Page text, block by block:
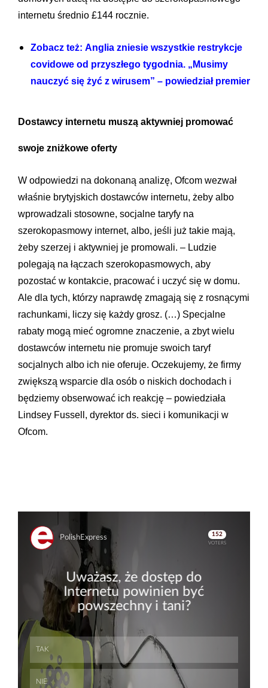
internetu średnio £144 rocznie.
Zobacz też: Anglia zniesie wszystkie restrykcje
covidowe od przyszłego tygodnia. „Musimy
nauczyć się żyć z wirusem” – powiedział premier
Dostawcy internetu muszą aktywniej promować
swoje zniżkowe oferty
W odpowiedzi na dokonaną analizę, Ofcom wezwał
właśnie brytyjskich dostawców internetu, żeby albo
wprowadzali stosowne, socjalne taryfy na
szerokopasmowy internet, albo, jeśli już takie mają,
żeby szerzej i aktywniej je promowali. – Ludzie
polegają na łączach szerokopasmowych, aby
pozostać w kontakcie, pracować i uczyć się w domu.
Ale dla tych, którzy naprawdę zmagają się z rosnącymi
rachunkami, liczy się każdy grosz. (…) Specjalne
rabaty mogą mieć ogromne znaczenie, a zbyt wielu
dostawców internetu nie promuje swoich taryf
socjalnych albo ich nie oferuje. Oczekujemy, że firmy
zwiększą wsparcie dla osób o niskich dochodach i
będziemy obserwować ich reakcję – powiedziała
Lindsey Fussell, dyrektor ds. sieci i komunikacji w
Ofcom.
Skip